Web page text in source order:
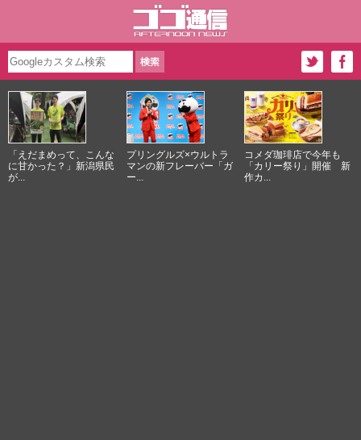
「えだまめって、こんな
に甘かった？」新潟県民
が...
プリングルズ×ウルトラ
マンの新フレーバー「ガ
ー...
コメダ珈琲店で今年も
「カリー祭り」開催 新
作カ...